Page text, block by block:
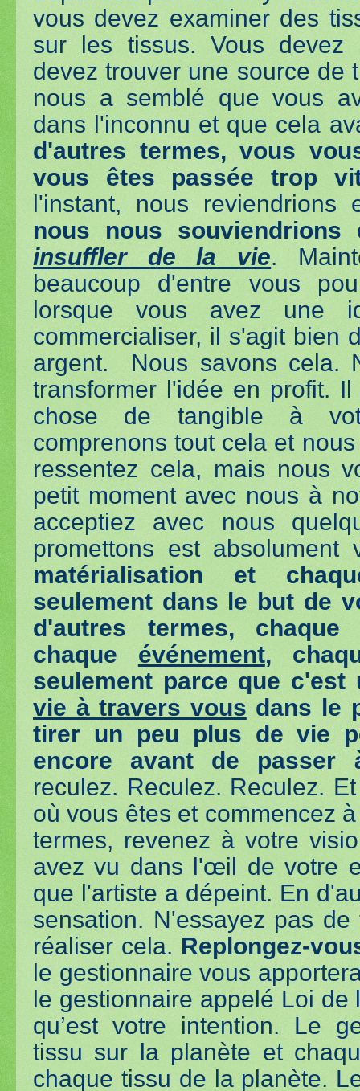
vous devez examiner des
sur les tissus. Vous devez
devez trouver une source de
nous a semblé que vous
dans l'inconnu et que cela
d'autres termes, vous
vous êtes passée trop
l'instant, nous
nous nous
insuffler de la vie.
beaucoup d'entre vous
lorsque vous avez une
commercialiser, il s'agit bien
argent. Nous savons cela.
transformer l'idée en profit.
chose de tangible à
comprenons tout cela et
ressentez cela, mais nous
petit moment avec nous à
acceptiez avec nous
promettons est
matérialisation et
seulement dans le but de
d'autres termes,
chaque événement,
seulement parce que
vie à travers vous dans le
tirer un peu plus de vie
encore avant de passer
reculez. Reculez. Reculez.
où vous êtes et commencez
termes, revenez à votre
avez vu dans l'œil de votre
que l'artiste a dépeint. En
sensation. N'essayez pas
réaliser cela. Replongez-
le gestionnaire vous
le gestionnaire appelé Loi
qu’est votre intention. Le
tissu sur la planète et
chaque tissu de la planète.